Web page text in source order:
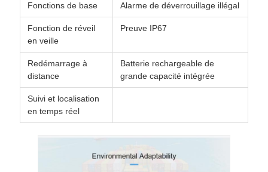
Fonctions de base Alarme de déverrouillage illégal
Fonction de réveil
en veille
Preuve IP67
Redémarrage à
distance
Batterie rechargeable de
grande capacité intégrée
Suivi et localisation
en temps réel